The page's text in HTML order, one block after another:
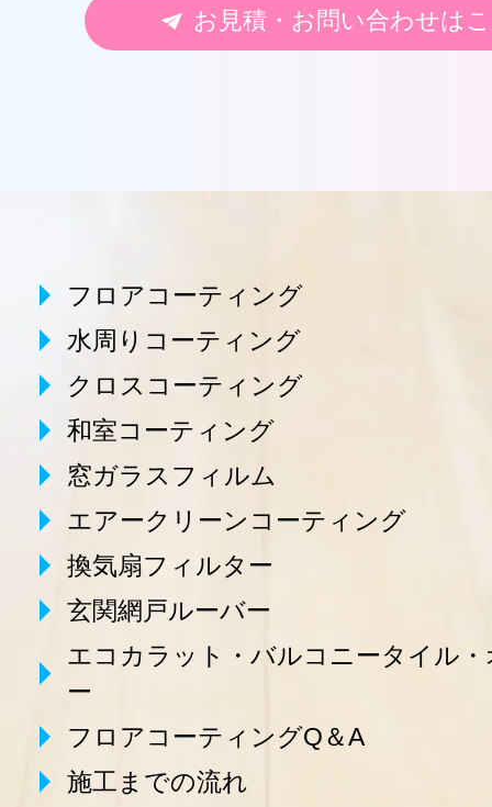
お見積・お問い合わせは
フロアコーティング
水周りコーティング
クロスコーティング
和室コーティング
窓ガラスフィルム
エアークリーンコーティング
換気扇フィルター
玄関網戸ルーバー
エコカラット・バルコニータイル・
ー
フロアコーティングQ＆A
施工までの流れ